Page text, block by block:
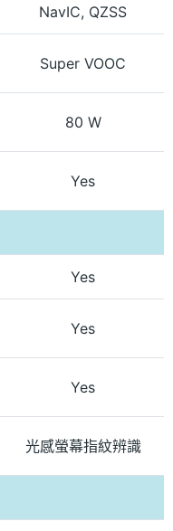
NavIC, QZSS
Super VOOC
80 W
Yes
Yes
Yes
Yes
光感螢幕指紋辨識